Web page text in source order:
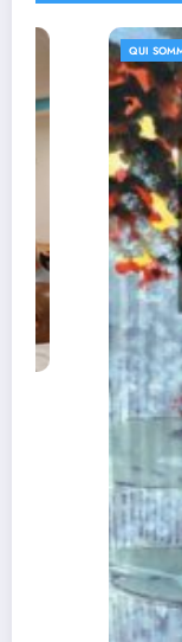
QUI SOMMES-NOUS ?